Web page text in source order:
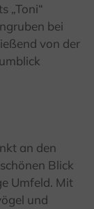
„Toni“
bei
von der
an den
Blick
Umfeld. Mit
und